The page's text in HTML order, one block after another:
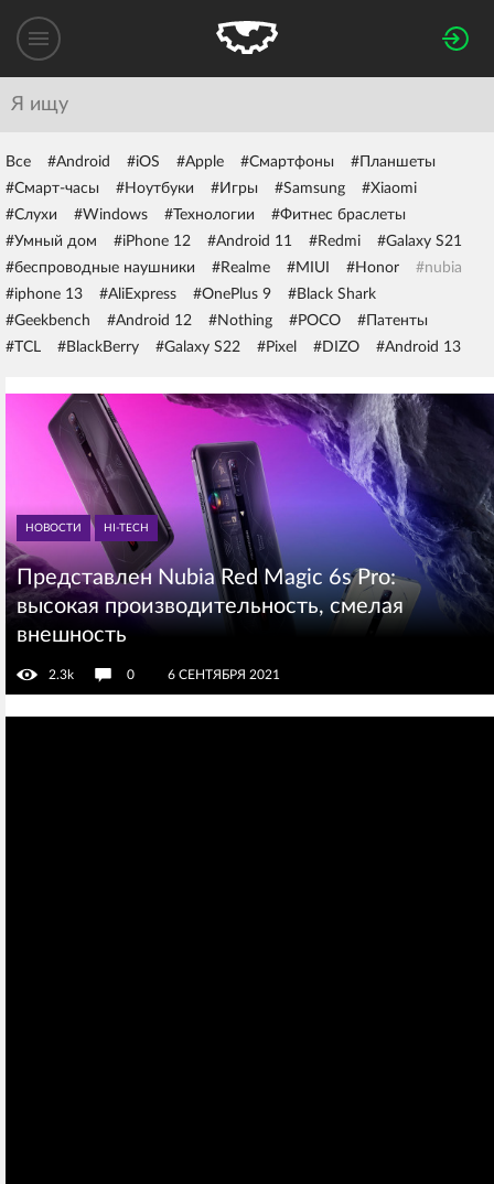
Все #Android #iOS #Apple #Смартфоны
#Планшеты
#Смарт-часы
#Ноутбуки #Игры #Samsung
#Xiaomi
#Слухи
#Windows #Технологии
#Фитнес браслеты
#Умный дом
#iPhone 12 #Android 11 #Redmi
#Galaxy S21
#беспроводные наушники
#Realme #MIUI #Honor
#nubia
#iphone 13
#AliExpress #OnePlus 9
#Black Shark
#Geekbench
#Android 12 #Nothing #POCO
#Патенты
#TCL
#BlackBerry #Galaxy S22 #Pixel #DIZO #Android 13
НОВОСТИ HI-TECH
Представлен Nubia Red Magic 6s Pro:
высокая производительность, смелая
внешность
2.3k 0 6 СЕНТЯБРЯ 2021